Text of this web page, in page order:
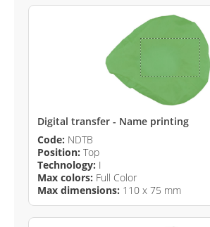
Digital transfer - Name printing
Code: NDTB
Position: Top
Technology: I
Max colors: Full Color
Max dimensions: 110 x 75 mm